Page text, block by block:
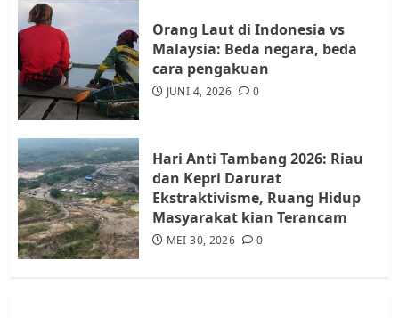
4
5
Tim Advokasi Desak BP Batam
Berhenti Merampas Tanah
Orang Laut di Indonesia vs
Malaysia: Beda negara, beda
cara pengakuan
JUNI 4, 2026 0
Hari Anti Tambang 2026: Riau
dan Kepri Darurat
Ekstraktivisme, Ruang Hidup
Masyarakat kian Terancam
MEI 30, 2026 0